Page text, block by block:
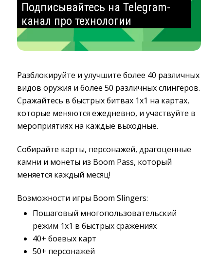
Подписывайтесь на Telegram-
канал про технологии
Разблокируйте и улучшите более 40 различных
видов оружия и более 50 различных слингеров.
Сражайтесь в быстрых битвах 1х1 на картах,
которые меняются ежедневно, и участвуйте в
мероприятиях на каждые выходные.
Собирайте карты, персонажей, драгоценные
камни и монеты из Boom Pass, который
меняется каждый месяц!
Возможности игры Boom Slingers:
Пошаговый многопользовательский
режим 1х1 в быстрых сражениях
40+ боевых карт
50+ персонажей